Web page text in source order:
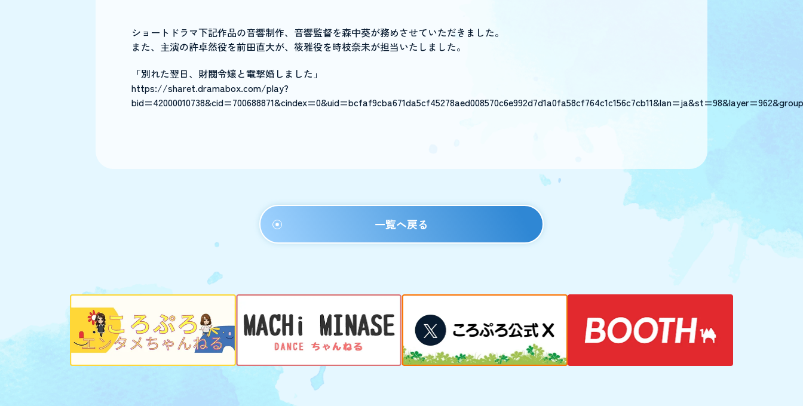
ショートドラマ下記作品の音響制作、音響監督を森中葵が務めさせていただきました。
また、主演の許卓然役を前田直大が、筱雅役を時枝奈未が担当いたしました。
「別れた翌日、財閥令嬢と電撃婚しました」
https://sharet.dramabox.com/play?
一覧へ戻る